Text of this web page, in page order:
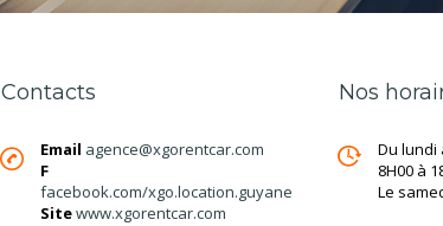
Contacts
Email agence@xgorentcar.com
F
facebook.com/xgo.location.guyane
Sitewww.xgorentcar.com
Nos
Du lundi
8H00 à
Le